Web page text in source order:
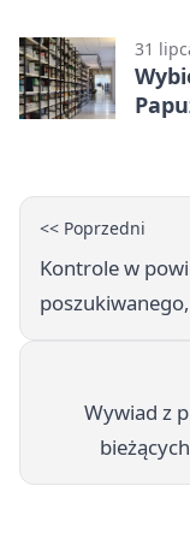
31
<< Poprzedni
Kontrole w
Wywiad z